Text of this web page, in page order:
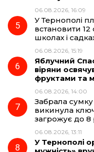
06.08.2026, 16:09
У Тернополі
встановити 12
школах і
06.08.2026, 15:19
Яблучний
віряни
фруктами та
06.08.2026, 14:00
Забрала
викинула
загрожує до 8
06.08.2026, 13:11
У Тернополі